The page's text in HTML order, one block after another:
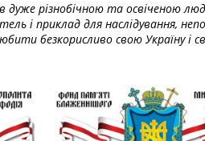
різнобічною та освіченою
і приклад для наслідування,
безкорисливо свою Україну і